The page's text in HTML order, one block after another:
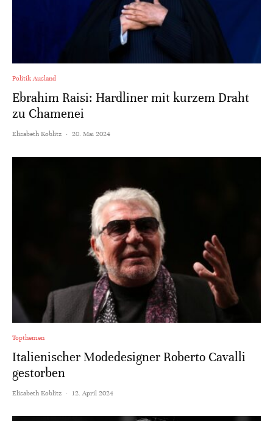
Politik Ausland
Ebrahim Raisi: Hardliner mit kurzem Draht
zu Chamenei
Elisabeth Koblitz · 20. Mai 2024
Topthemen
Italienischer Modedesigner Roberto Cavalli
gestorben
Elisabeth Koblitz · 12. April 2024